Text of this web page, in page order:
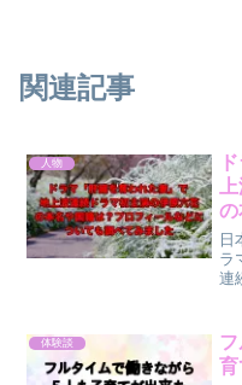
関連記事
人物
の
日
ラ
連
臓
日
体験談
育